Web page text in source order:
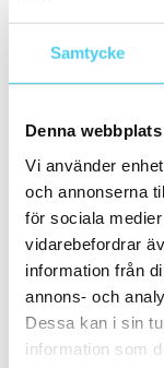
Samtycke
Denna
Vi använder
och annonserna
för sociala
vidarebefordrar
information från
annons- och
Dessa kan i sin
information som
Ställ in filter:
Välj en eller flera
Elements
Plaster 20mm
Sortera